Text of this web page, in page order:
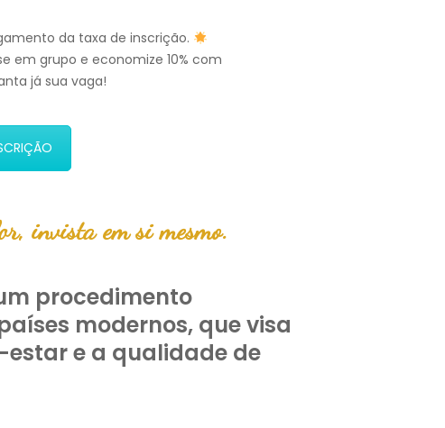
da taxa de inscrição.
em grupo e economize 10% com
já sua vaga!
invista em si mesmo.
procedimento
modernos, que visa
e a qualidade de